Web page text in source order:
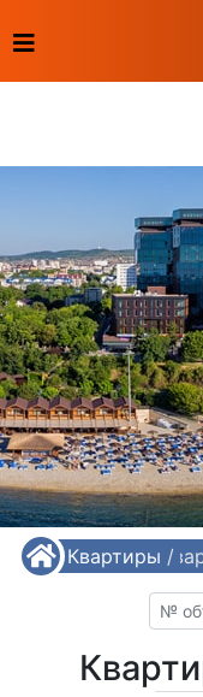
/ Квартиры /